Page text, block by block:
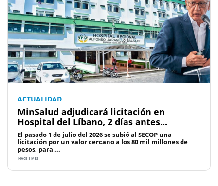
ACTUALIDAD
MinSalud adjudicará licitación en
Hospital del Líbano, 2 días antes...
El pasado 1 de julio del 2026 se subió al SECOP una
licitación por un valor cercano a los 80 mil millones de
pesos, para ...
HACE 1 MES